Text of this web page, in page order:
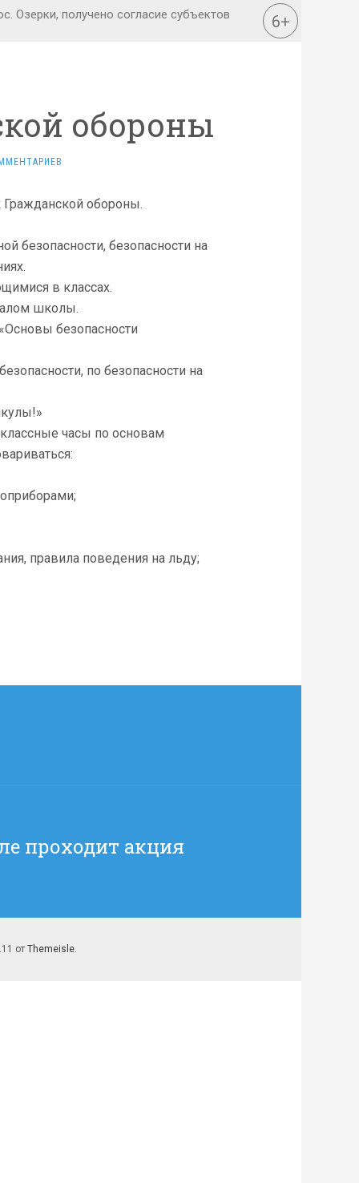
обороны
Гражданской обороны.
безопасности, безопасности на
в классах.
школы.
безопасности
по безопасности на
часы по основам
правила поведения на льду;
проходит акция
от Themeisle.